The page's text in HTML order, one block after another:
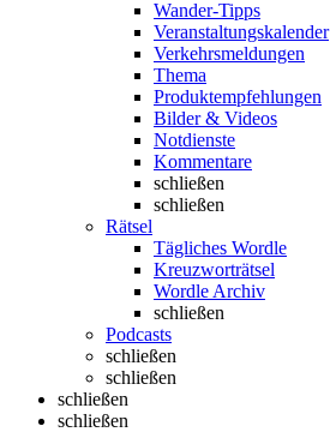
Wander-Tipps
Veranstaltungskalender
Verkehrsmeldungen
Thema
Produktempfehlungen
Bilder & Videos
Notdienste
Kommentare
schließen
schließen
Rätsel
Tägliches Wordle
Kreuzworträtsel
Wordle Archiv
schließen
Podcasts
schließen
schließen
schließen
schließen